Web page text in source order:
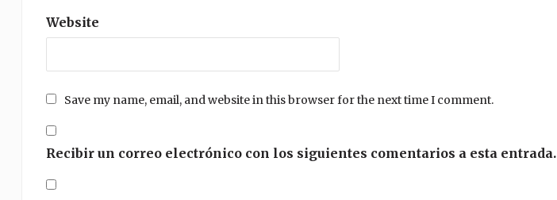
Website
Save my name, email, and website in this browser for the next time I comment.
Recibir un correo electrónico con los siguientes comentarios a esta entrada.